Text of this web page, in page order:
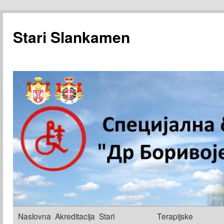
Stari Slankamen
Skoči
Naslovna Akreditacija Stari
Terapijske